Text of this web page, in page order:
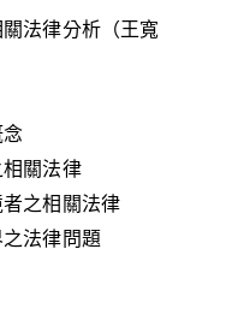
法律分析（王寬
關法律
之相關法律
法律問題